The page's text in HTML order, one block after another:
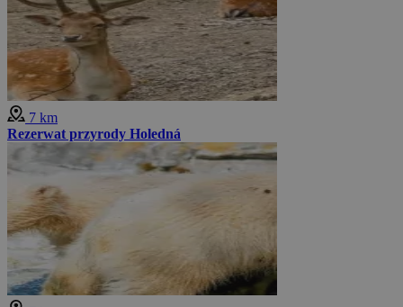
7 km
Rezerwat przyrody Holedná